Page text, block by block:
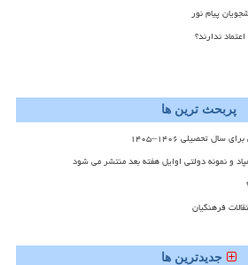
پیام نور
ندارند؟
پربحث ترین ها
تحصیلی ۱۴۰۶–۱۴۰۵
و نمونه دولتی اوایل هفته بعد منتشر می شود
فرهنگیان
جدیدترین ها